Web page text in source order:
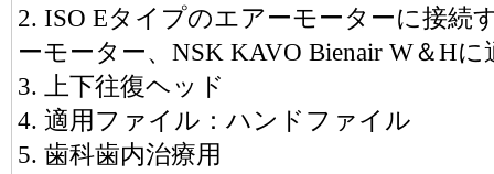
2. ISO Eタイプのエアーモーターに接続
ーモーター、NSK KAVO Bienair W＆H
3. 上下往復ヘッド
4. 適用ファイル：ハンドファイル
5. 歯科歯内治療用